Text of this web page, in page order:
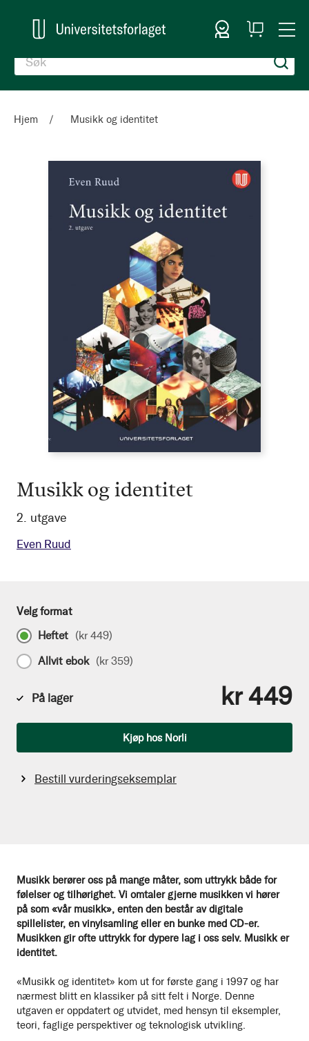
Logg inn
Handlekurv
Hjem Musikk og identitet
Musikk og identitet
2. utgave
Even Ruud
Musikk berører oss på mange måter, som uttrykk både for
følelser og tilhørighet. Vi omtaler gjerne musikken vi hører
på som «vår musikk», enten den består av digitale
spillelister, en vinylsamling eller en bunke med CD-er.
Musikken gir ofte uttrykk for dypere lag i oss selv. Musikk er
identitet.
«Musikk og identitet» kom ut for første gang i 1997 og har
nærmest blitt en klassiker på sitt felt i Norge. Denne
utgaven er oppdatert og utvidet, med hensyn til eksempler,
teori, faglige perspektiver og teknologisk utvikling.
Velg format
Heftet (kr 449)
Allvit ebok (kr 359)
På lager kr 449
Kjøp hos Norli
Bestill vurderingseksemplar